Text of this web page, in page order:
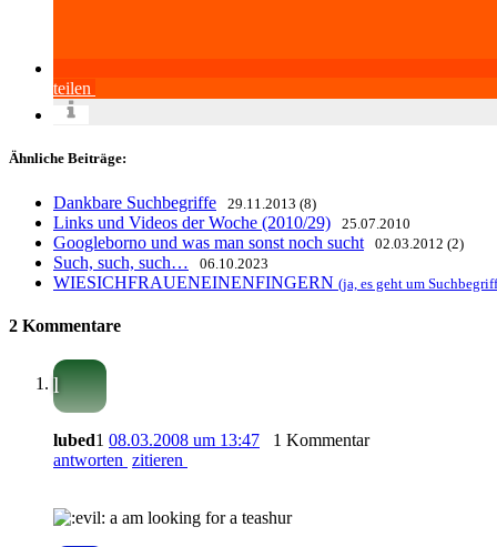
teilen
Ähnliche Beiträge:
Dankbare Suchbegriffe 29.11.2013 (8)
Links und Videos der Woche (2010/29) 25.07.2010
Googleborno und was man sonst noch sucht 02.03.2012 (2)
Such, such, such… 06.10.2023
WIESICHFRAUENEINENFINGERN (ja, es geht um
2 Kommentare
l
lubed1 08.03.2008 um 13:47
1 Kommentar
antworten zitieren
a am looking for a teashur